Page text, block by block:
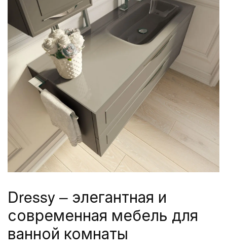
Ideagroup
Dressy – элегантная и
современная мебель для
ванной комнаты